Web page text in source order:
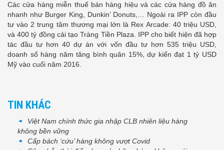
Các cửa hàng miễn thuế bán hàng hiệu và các cửa hàng đồ ăn
nhanh như Burger King, Dunkin’ Donuts,… Ngoài ra IPP còn đầu
tư vào 2 trung tâm thương mại lớn là Rex Arcade: 40 triệu USD,
và 400 tỷ đồng cải tạo Tràng Tiền Plaza. IPP cho biết hiện đã hợp
tác đầu tư hơn 40 dự án với vốn đầu tư hơn 535 triệu USD,
doanh số hàng năm tăng bình quân 15%, dự kiến đạt 1 tỷ USD
Mỹ vào cuối năm 2016.
TIN KHÁC
Việt Nam chính thức gia nhập CLB nhiên liệu hàng
không bền vững
Cấp bách ‘cứu’ hàng không vượt Covid